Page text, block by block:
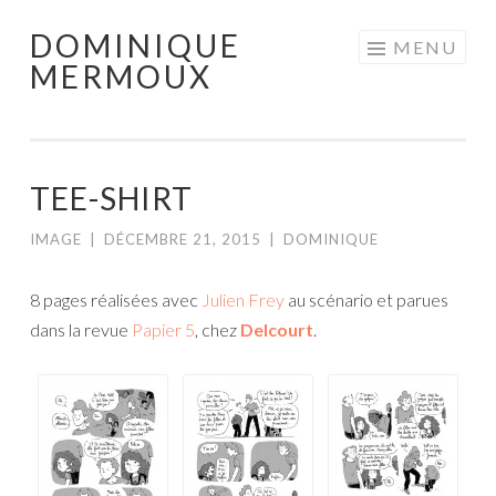
Aller
au
DOMINIQUE
MERMOUX
MENU
TEE-SHIRT
IMAGE DÉCEMBRE 21, 2015 DOMINIQUE
8 pages réalisées avec Julien Frey au scénario et parues
dans la revue Papier 5, chez Delcourt.